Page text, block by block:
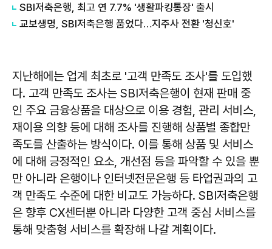
SBI저축은행, 최고 연 7.7% '생활파킹통장' 출시
교보생명, SBI저축은행 품었다…지주사 전환 '청신호'
지난해에는 업계 최초로 '고객 만족도 조사'를 도입했
다. 고객 만족도 조사는 SBI저축은행이 현재 판매 중
인 주요 금융상품을 대상으로 이용 경험, 관리 서비스,
재이용 의향 등에 대해 조사를 진행해 상품별 종합만
족도를 산출하는 방식이다. 이를 통해 상품 및 서비스
에 대해 긍정적인 요소, 개선점 등을 파악할 수 있을 뿐
만 아니라 은행이나 인터넷전문은행 등 타업권과의 고
객 만족도 수준에 대한 비교도 가능하다. SBI저축은행
은 향후 CX센터뿐 아니라 다양한 고객 중심 서비스를
통해 맞춤형 서비스를 확장해 나갈 계획이다.